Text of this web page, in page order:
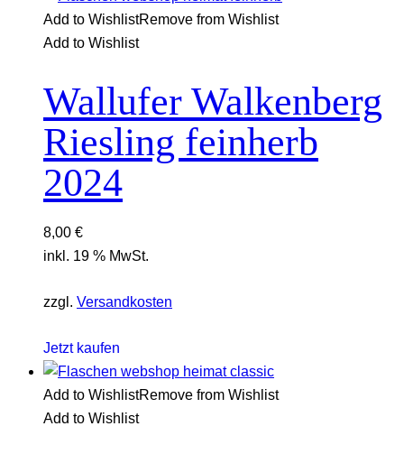
Add to WishlistRemove from Wishlist
Add to Wishlist
Wallufer Walkenberg
Riesling feinherb
2024
8,00 €
inkl. 19 % MwSt.
zzgl. Versandkosten
Jetzt kaufen
Add to WishlistRemove from Wishlist
Add to Wishlist